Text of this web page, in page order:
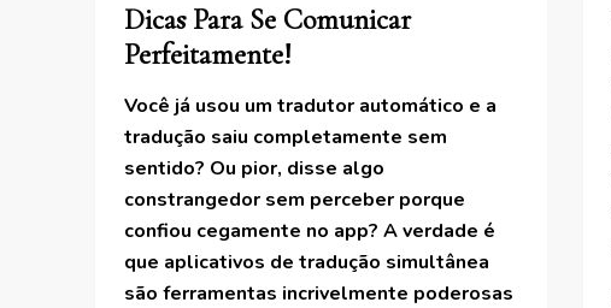
Dicas Para Se Comunicar
Perfeitamente!
Você já usou um tradutor automático e a
tradução saiu completamente sem
sentido? Ou pior, disse algo
constrangedor sem perceber porque
confiou cegamente no app? A verdade é
que aplicativos de tradução simultânea
são ferramentas incrivelmente poderosas